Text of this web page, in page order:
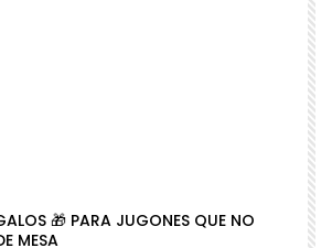
🎁 PARA JUGONES QUE NO
MESA